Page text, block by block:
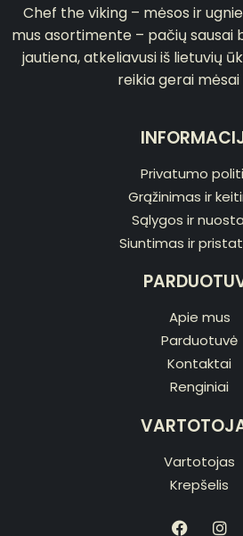
Chef the viking – mėsos ir
mus asortimente – pačių sausai
jautiena, atkeliavusi iš lietuvių
reikia gerai
Privatumo
Grąžinimas ir
Sąlygos ir
Siuntimas ir
Apie mus
Parduotuvė
Kontaktai
Renginiai
Vartotojas
Krepšelis